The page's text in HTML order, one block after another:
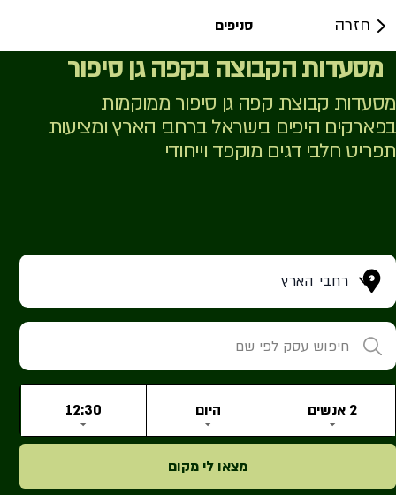
חזרה סניפים
מסעדות הקבוצה בקפה גן סיפור
מסעדות קבוצת קפה גן סיפור ממוקמות
בפארקים היפים בישראל ברחבי הארץ ומציעות
תפריט חלבי דגים מוקפד וייחודי
רחבי הארץ
חיפוש עסק לפי שם
2 אנשים היום 12:30
מצאו לי מקום